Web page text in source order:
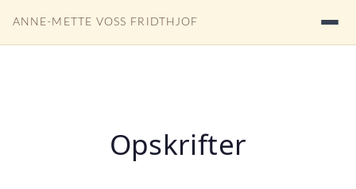
ANNE-METTE VOSS FRIDTHJOF
Opskrifter